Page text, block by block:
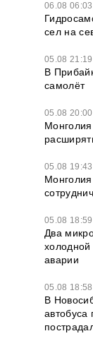
06.08 06:03
сел на
05.08 21:19
В
самолёт
05.08 20:00
05.08 19:43
05.08 18:59
Два
аварии
05.08 18:58
В
автобуса